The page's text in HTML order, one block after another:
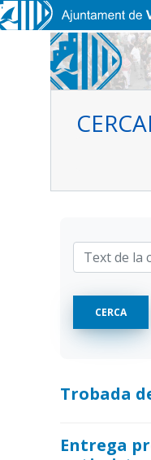
Vés al contingut
Trobada
Entrega